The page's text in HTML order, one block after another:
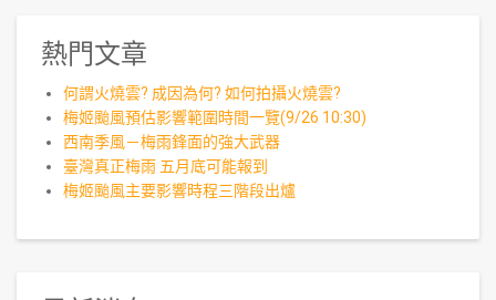
熱門文章
何謂火燒雲? 成因為何? 如何拍攝火燒雲?
梅姬颱風預估影響範圍時間一覽(9/26 10:30)
西南季風－梅雨鋒面的強大武器
臺灣真正梅雨 五月底可能報到
梅姬颱風主要影響時程三階段出爐